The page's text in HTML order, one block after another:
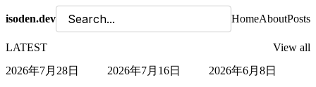
isoden.dev HomeAboutPosts
LATEST
View all
2026年7月28日
2026年7月16日 2026年6月8日